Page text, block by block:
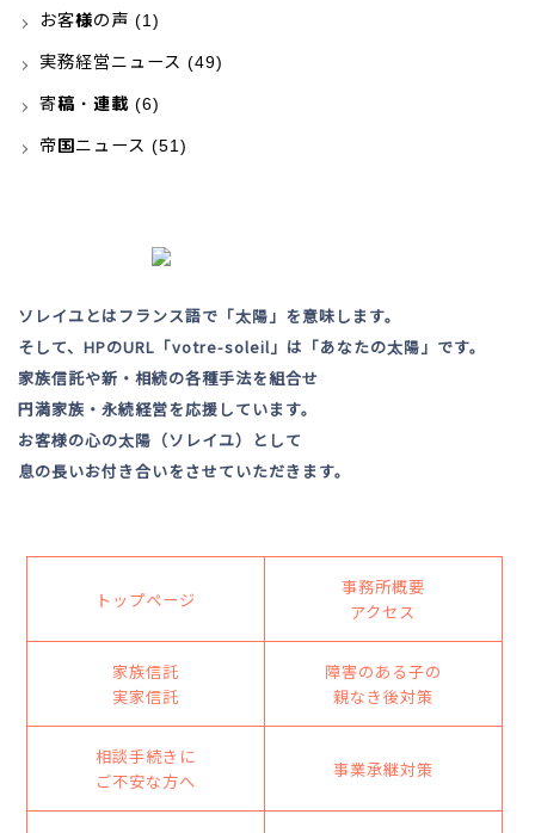
お客様の声 (1)
実務経営ニュース (49)
寄稿・連載(6)
帝国ニュース (51)
ソレイユとはフランス語で「太陽」を意味します。
そして、HPのURL「votre-soleil」は「あなたの太陽」です。
家族信託や新・相続の各種手法を組合せ
円満家族・永続経営を応援しています。
お客様の心の太陽（ソレイユ）として
息の長いお付き合いをさせていただきます。
トップページ
事務所概要
アクセス
家族信託
実家信託
障害のある子の
親なき後対策
相談手続きに
ご不安な方へ
事業承継対策